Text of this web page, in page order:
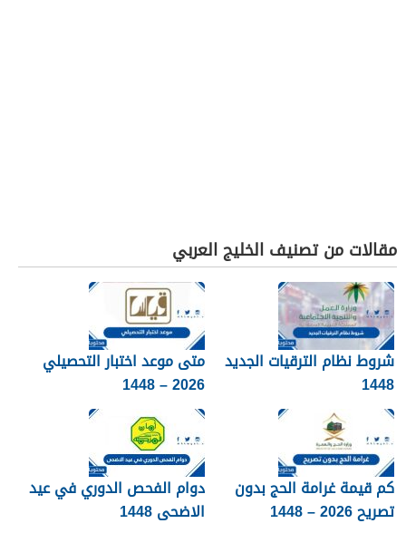
مقالات من تصنيف الخليج العربي
شروط نظام الترقيات الجديد
1448
متى موعد اختبار التحصيلي
2026 – 1448
كم قيمة غرامة الحج بدون
تصريح 2026 – 1448
دوام الفحص الدوري في عيد
الاضحى 1448